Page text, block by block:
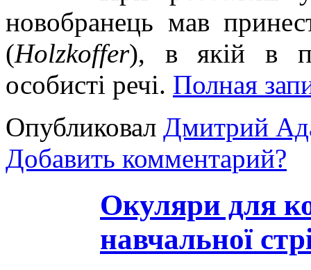
новобранець мав
(Holzkoffer), в якій в
особисті речі. Полная
Опубликовал Дмитрий
Добавить комментарий?
Окуляри для
навчальної